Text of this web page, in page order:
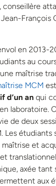
conseillère
Jean-
en 2013-
au
maîtrise
MCM
d’un an qui
laboratoire.
de deux
Les
maîtrise et
axée tant
aux